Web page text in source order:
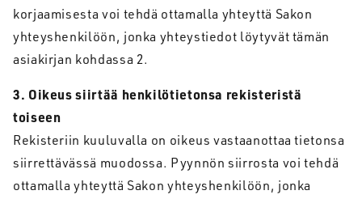
korjaamisesta voi tehdä ottamalla yhteyttä Sakon
yhteyshenkilöön, jonka yhteystiedot löytyvät tämän
asiakirjan kohdassa 2.
3. Oikeus siirtää henkilötietonsa rekisteristä
toiseen
Rekisteriin kuuluvalla on oikeus vastaanottaa tietonsa
siirrettävässä muodossa. Pyynnön siirrosta voi tehdä
ottamalla yhteyttä Sakon yhteyshenkilöön, jonka